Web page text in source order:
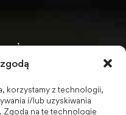
korzystamy z technologii,
i/lub uzyskiwania
Zgoda na te technologie
PWSZ -